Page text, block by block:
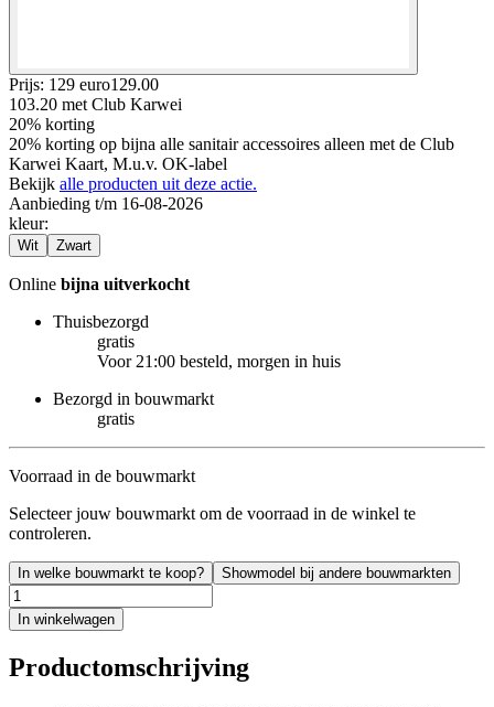
Prijs: 129 euro129.00
103.20 met Club Karwei
20% korting
20% korting op bijna alle sanitair accessoires alleen met de Club
Karwei Kaart, M.u.v. OK-label
Bekijk alle producten uit deze actie.
Aanbieding t/m 16-08-2026
kleur:
Wit Zwart
Online bijna uitverkocht
Thuisbezorgd
gratis
Voor 21:00 besteld, morgen in huis
Bezorgd in bouwmarkt
gratis
Voorraad in de bouwmarkt
Selecteer jouw bouwmarkt om de voorraad in de winkel te
controleren.
In welke bouwmarkt te koop? Showmodel bij andere bouwmarkten
In winkelwagen
Productomschrijving